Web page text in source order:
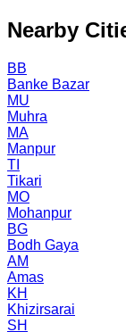
Nearby
BB
Banke Bazar
MU
Muhra
MA
Manpur
TI
Tikari
MO
Mohanpur
BG
Bodh Gaya
AM
Amas
KH
Khizirsarai
SH